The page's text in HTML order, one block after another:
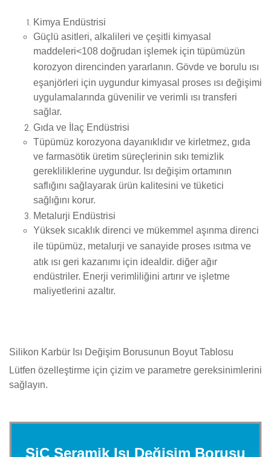
Kimya Endüstrisi
Güçlü asitleri, alkalileri ve çeşitli kimyasal
maddeleri<108 doğrudan işlemek için tüpümüzün
korozyon direncinden yararlanın. Gövde ve borulu ısı
eşanjörleri için uygundur kimyasal proses ısı değişimi
uygulamalarında güvenilir ve verimli ısı transferi
sağlar.
Gıda ve İlaç Endüstrisi
Tüpümüz korozyona dayanıklıdır ve kirletmez, gıda
ve farmasötik üretim süreçlerinin sıkı temizlik
gerekliliklerine uygundur. Isı değişim ortamının
saflığını sağlayarak ürün kalitesini ve tüketici
sağlığını korur.
Metalurji Endüstrisi
Yüksek sıcaklık direnci ve mükemmel aşınma direnci
ile tüpümüz, metalurji ve sanayide proses ısıtma ve
atık ısı geri kazanımı için idealdir. diğer ağır
endüstriler. Enerji verimliliğini artırır ve işletme
maliyetlerini azaltır.
Silikon Karbür Isı Değişim Borusunun Boyut Tablosu
Lütfen özelleştirme için çizim ve parametre gereksinimlerini
sağlayın.
SiC Seramik Isı Değişim Borusu